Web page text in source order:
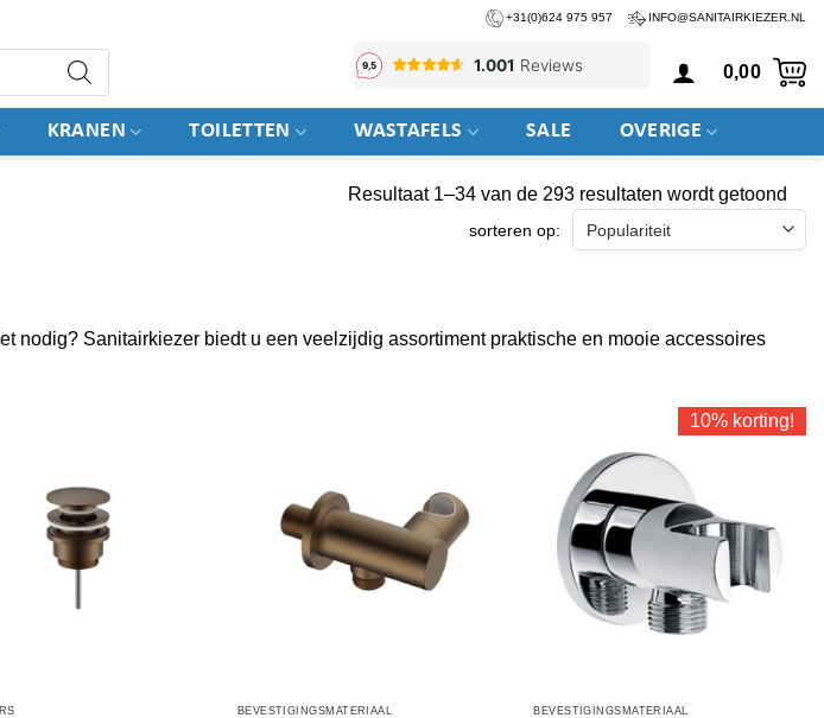
+31(0)624 975 957 INFO@SANITAIRKIEZER.NL
0,00
KRANEN TOILETTEN WASTAFELS SALE OVERIGE
Resultaat 1–34 van de 293 resultaten wordt getoond
op
nodig? Sanitairkiezer biedt u een veelzijdig assortiment praktische en mooie accessoires
BEVESTIGINGSMATERIAAL
10% korting!
BEVESTIGINGSMATERIAAL